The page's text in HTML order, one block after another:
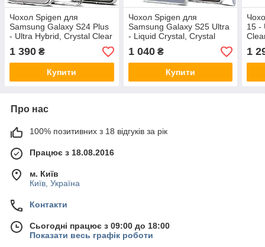
Чохол Spigen для
Samsung Galaxy S24 Plus
- Ultra Hybrid, Crystal Clear
1 390 ₴
Купити
Чохол Spigen для
Samsung Galaxy S25 Ultra
- Liquid Crystal, Crystal
1 040₴
Купити
15 -
1
Про нас
100% позитивних з 18 відгуків за рік
Працює з 18.08.2016
м. Київ
Київ, Україна
Контакти
Сьогодні працює з 09:00 до 18:00
Показати весь графік роботи